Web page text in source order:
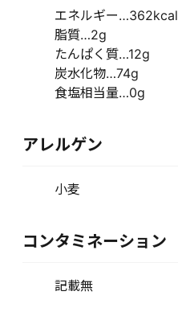
エネルギー…362kcal
脂質…2g
たんぱく質…12g
炭水化物…74g
食塩相当量…0g
アレルゲン
小麦
コンタミネーション
記載無